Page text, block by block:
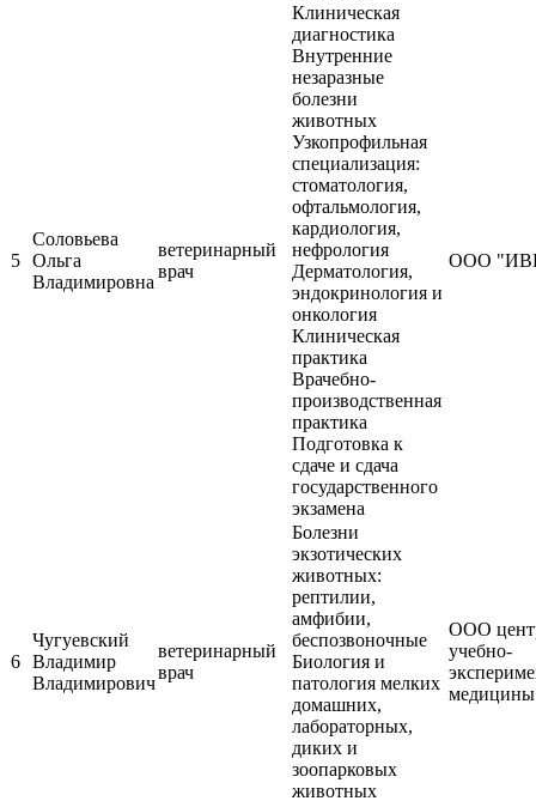
5
Соловьева
Ольга
Владимировна
ветеринарный
врач
Клиническая
диагностика
Внутренние
незаразные
болезни
животных
Узкопрофильная
специализация:
стоматология,
офтальмология,
кардиология,
нефрология
Дерматология,
эндокринология и
онкология
Клиническая
практика
Врачебно-
производственная
практика
Подготовка к
сдаче и сдача
государственного
экзамена
ООО
6
Чугуевский
Владимир
Владимирович
ветеринарный
врач
Болезни
экзотических
животных:
рептилии,
амфибии,
беспозвоночные
Биология и
патология мелких
домашних,
лабораторных,
диких и
зоопарковых
животных
ООО
учебно-